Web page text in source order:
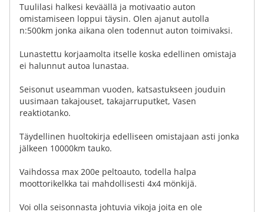
Tuulilasi halkesi keväällä ja motivaatio auton
omistamiseen loppui täysin. Olen ajanut autolla
n:500km jonka aikana olen todennut auton toimivaksi.
Lunastettu korjaamolta itselle koska edellinen omistaja
ei halunnut autoa lunastaa.
Seisonut useamman vuoden, katsastukseen jouduin
uusimaan takajouset, takajarruputket, Vasen
reaktiotanko.
Täydellinen huoltokirja edelliseen omistajaan asti jonka
jälkeen 10000km tauko.
Vaihdossa max 200e peltoauto, todella halpa
moottorikelkka tai mahdollisesti 4x4 mönkijä.
Voi olla seisonnasta johtuvia vikoja joita en ole